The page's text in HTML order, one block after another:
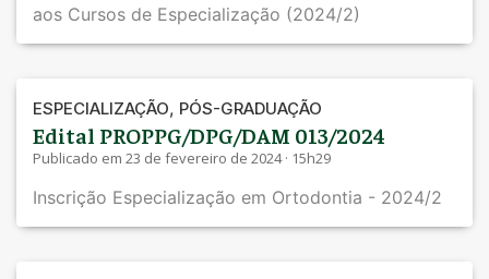
aos Cursos de Especialização (2024/2)
ESPECIALIZAÇÃO, PÓS-GRADUAÇÃO
Edital PROPPG/DPG/DAM 013/2024
Publicado em 23 de fevereiro de 2024 · 15h29
Inscrição Especialização em Ortodontia - 2024/2